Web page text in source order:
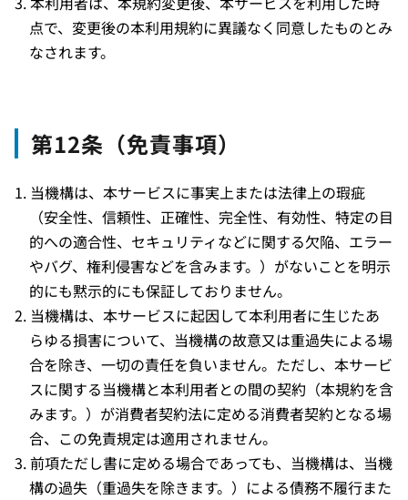
点で、変更後の本利用規約に異議なく同意したものとみ
なされます。
第12条（免責事項）
当機構は、本サービスに事実上または法律上の瑕疵
（安全性、信頼性、正確性、完全性、有効性、特定の目
的への適合性、セキュリティなどに関する欠陥、エラー
やバグ、権利侵害などを含みます。）がないことを明示
的にも黙示的にも保証しておりません。
当機構は、本サービスに起因して本利用者に生じたあ
らゆる損害について、当機構の故意又は重過失による場
合を除き、一切の責任を負いません。ただし、本サービ
スに関する当機構と本利用者との間の契約（本規約を含
みます。）が消費者契約法に定める消費者契約となる場
合、この免責規定は適用されません。
前項ただし書に定める場合であっても、当機構は、当機
構の過失（重過失を除きます。）による債務不履行また